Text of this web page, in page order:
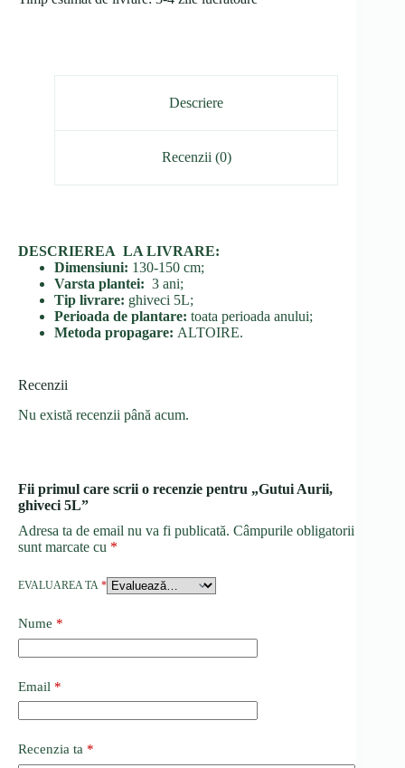
Descriere
Recenzii (0)
DESCRIEREA LA LIVRARE:
Dimensiuni: 130-150 cm;
Varsta plantei: 3 ani;
Tip livrare: ghiveci 5L;
Perioada de plantare: toata perioada anului;
Metoda propagare: ALTOIRE.
Recenzii
Nu există recenzii până acum.
Fii primul care scrii o recenzie pentru „Gutui Aurii,
ghiveci 5L”
Adresa ta de email nu va fi publicată. Câmpurile obligatorii
sunt marcate cu *
EVALUAREA TA *
Nume *
Email *
Recenzia ta *